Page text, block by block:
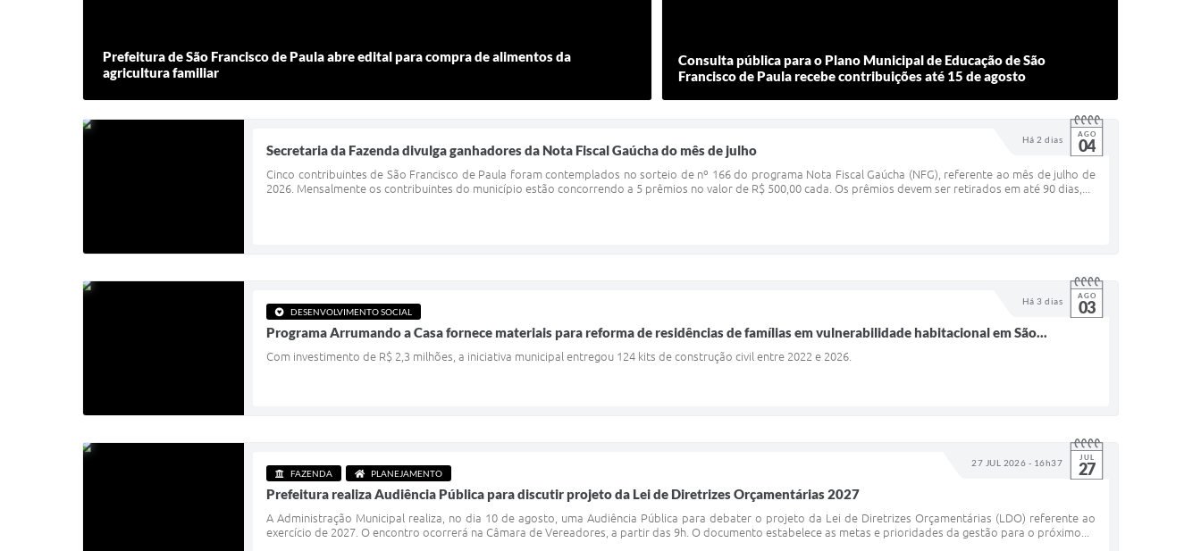
Prefeitura de São Francisco de Paula abre edital para compra de alimentos da
agricultura familiar
Consulta pública para o Plano Municipal de Educação de São
Francisco de Paula recebe contribuições até 15 de agosto
Há 2 dias AGO
04
Secretaria da Fazenda divulga ganhadores da Nota Fiscal Gaúcha do mês de julho
Cinco contribuintes de São Francisco de Paula foram contemplados no sorteio de nº 166 do programa Nota Fiscal Gaúcha (NFG), referente ao mês de julho de
2026. Mensalmente os contribuintes do município estão concorrendo a 5 prêmios no valor de R$ 500,00 cada. Os prêmios devem ser retirados em até 90 dias,...
Há 3 dias AGO
03
DESENVOLVIMENTO SOCIAL
Programa Arrumando a Casa fornece materiais para reforma de residências de famílias em vulnerabilidade habitacional em São...
Com investimento de R$ 2,3 milhões, a iniciativa municipal entregou 124 kits de construção civil entre 2022 e 2026.
27 JUL 2026 - 16h37 JUL
27
FAZENDA PLANEJAMENTO
Prefeitura realiza Audiência Pública para discutir projeto da Lei de Diretrizes Orçamentárias 2027
A Administração Municipal realiza, no dia 10 de agosto, uma Audiência Pública para debater o projeto da Lei de Diretrizes Orçamentárias (LDO) referente ao
exercício de 2027. O encontro ocorrerá na Câmara de Vereadores, a partir das 9h. O documento estabelece as metas e prioridades da gestão para o próximo...